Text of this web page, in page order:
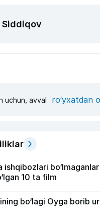
Siddiqov
uchun, avval ro‘yxatdan
bo‘lmaganlar
10 ta film
bo‘lagi Oyga borib